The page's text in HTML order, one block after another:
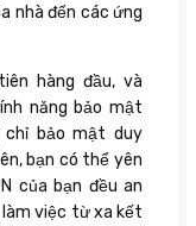
nhà đến các ứng
hàng đầu, và
năng bảo mật
chỉ bảo mật duy
bạn có thể yên
của bạn đều an
làm việc từ xa kết